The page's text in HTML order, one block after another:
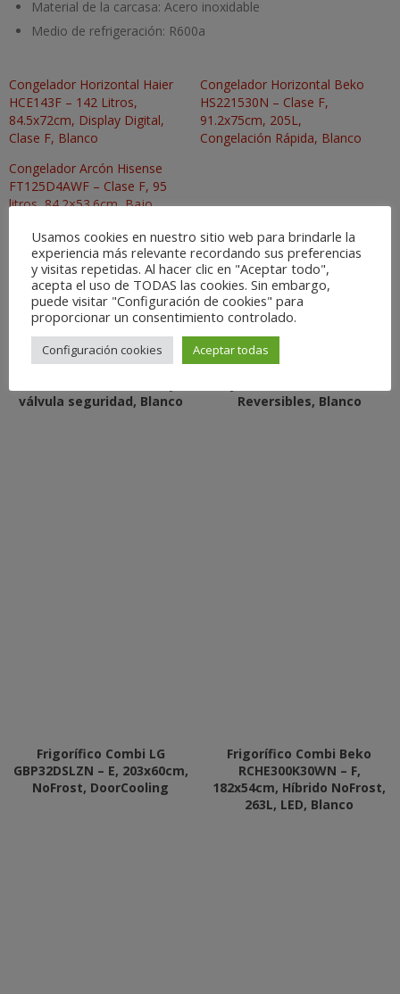
Material de la carcasa: Acero inoxidable
Medio de refrigeración: R600a
Congelador Horizontal Haier
HCE143F – 142 Litros,
84.5x72cm, Display Digital,
Clase F, Blanco
Congelador Horizontal Beko
HS221530N – Clase F,
91.2x75cm, 205L,
Congelación Rápida, Blanco
Congelador Arcón Hisense
FT125D4AWF – Clase F, 95
litros, 84.2×53.6cm, Bajo
Productos relacionados
Frigorifico Gas 2 Butsir
Elegance 225 – Bivalente,
válvula seguridad, Blanco
Frigorífico Edesa EFT1411WH
– Clase F, 143x55cm, 207L,
Reversibles, Blanco
Frigorífico Combi LG
GBP32DSLZN – E, 203x60cm,
NoFrost, DoorCooling
Frigorífico Combi Beko
RCHE300K30WN – F,
182x54cm, Híbrido NoFrost,
263L, LED, Blanco
Usamos cookies en nuestro sitio web para brindarle la
experiencia más relevante recordando sus preferencias
y visitas repetidas. Al hacer clic en "Aceptar todo",
acepta el uso de TODAS las cookies. Sin embargo,
puede visitar "Configuración de cookies" para
proporcionar un consentimiento controlado.
Configuración cookies Aceptar todas